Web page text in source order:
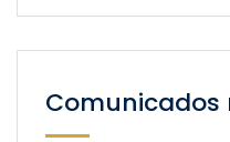
Comunicados